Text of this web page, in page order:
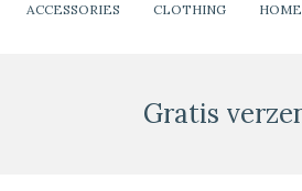
ACCESSORIES CLOTHING
Gratis